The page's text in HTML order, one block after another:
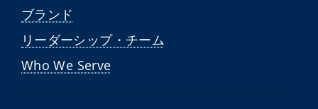
ブランド
リーダーシップ・チーム
Who We Serve